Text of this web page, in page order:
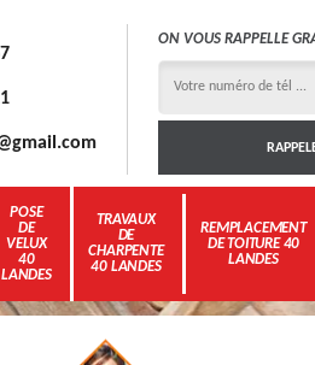
ON VOUS RAPPELLE
POSE
DE
VELUX
40
LANDES
TRAVAUX
DE
CHARPENTE
40 LANDES
REMPLACEMENT
DE TOITURE 40
LANDES